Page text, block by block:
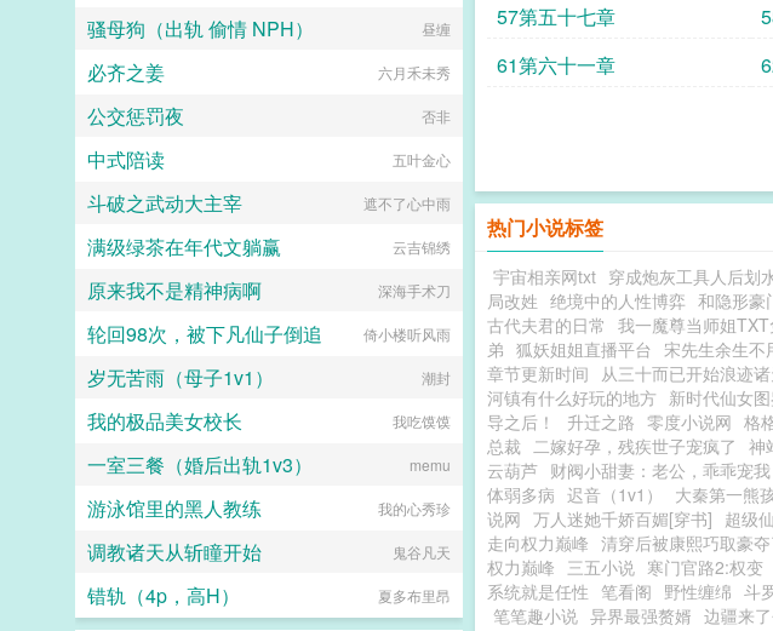
57第五十七章
61第六十一章
热门小说标签
宇宙相亲网txt 穿成炮灰工具人后划
局改姓 绝境中的人性博弈 和隐形豪
古代夫君的日常 我一魔尊当师姐
弟 狐妖姐姐直播平台 宋先生余生不
章节更新时间 从三十而已开始浪迹
河镇有什么好玩的地方 新时代仙女
导之后！
升迁之路 零度小说网 格
总裁 二嫁好孕，残疾世子宠疯了 神
云葫芦 财阀小甜妻：老公，乖乖宠我
体弱多病 迟音（1v1） 大秦第一熊
说网 万人迷她千娇百媚[穿书] 超级
走向权力巅峰 清穿后被康熙巧取豪夺
权力巅峰 三五小说 寒门官路2:权变
系统就是任性 笔看阁 野性缠绵 斗
笔笔趣小说 异界最强赘婿 边疆来
骚母狗（出轨 偷情 NPH） 昼缠
必齐之姜 六月禾未秀
公交惩罚夜 否非
中式陪读 五叶金心
斗破之武动大主宰 遮不了心中雨
满级绿茶在年代文躺赢 云吉锦绣
原来我不是精神病啊 深海手术刀
轮回98次，被下凡仙子倒追 倚小楼听风雨
岁无苦雨（母子1v1） 潮封
我的极品美女校长 我吃馍馍
一室三餐（婚后出轨1v3） memu
游泳馆里的黑人教练 我的心秀珍
调教诸天从斩瞳开始 鬼谷凡天
错轨（4p，高H） 夏多布里昂